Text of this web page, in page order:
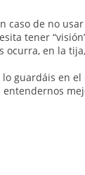
de no
tener
ocurra, en la
guardáis en el